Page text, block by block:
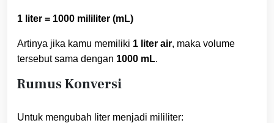
1 liter = 1000 mililiter (mL)
Artinya jika kamu memiliki 1 liter air, maka volume
tersebut sama dengan 1000 mL.
Rumus Konversi
Untuk mengubah liter menjadi mililiter: